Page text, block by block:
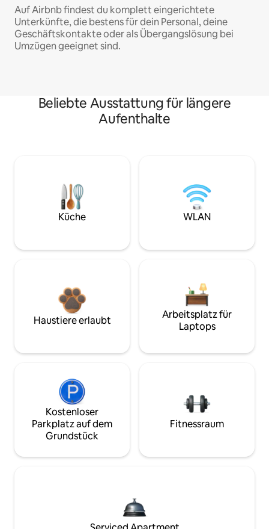
Auf Airbnb findest du komplett eingerichtete
Unterkünfte, die bestens für dein Personal, deine
Geschäftskontakte oder als Übergangslösung bei
Umzügen geeignet sind.
Beliebte Ausstattung für längere
Aufenthalte
Küche WLAN
Haustiere erlaubt
Arbeitsplatz für
Laptops
Kostenloser
Parkplatz auf dem
Grundstück
Fitnessraum